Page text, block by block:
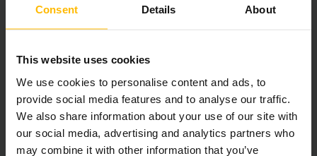
Consent Details About
This website uses cookies
We use cookies to personalise content and ads, to
provide social media features and to analyse our traffic.
We also share information about your use of our site with
our social media, advertising and analytics partners who
may combine it with other information that you’ve
vores produkter til beskyttelse af
lageret:
Beskyttelse af lagre
PDF(17,1 KB)
Kontakt os for at få dit individuelle